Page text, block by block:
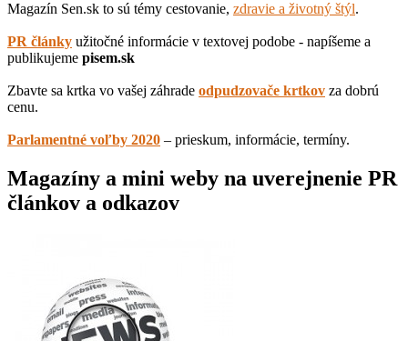
Magazín Sen.sk to sú témy cestovanie, zdravie a životný štýl.
PR články užitočné informácie v textovej podobe - napíšeme a
publikujeme pisem.sk
Zbavte sa krtka vo vašej záhrade odpudzovače krtkov za dobrú
cenu.
Parlamentné voľby 2020 – prieskum, informácie, termíny.
Magazíny a mini weby na uverejnenie PR
článkov a odkazov